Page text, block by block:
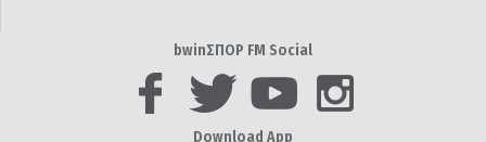
bwinΣΠΟΡ FM Social
Download App